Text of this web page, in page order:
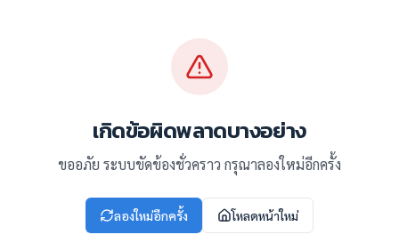
เกิดข้อผิดพลาดบางอย่าง
ขออภัย ระบบขัดข้องชั่วคราว กรุณาลองใหม่อีกครั้ง
ลองใหม่อีกครั้ง โหลดหน้าใหม่